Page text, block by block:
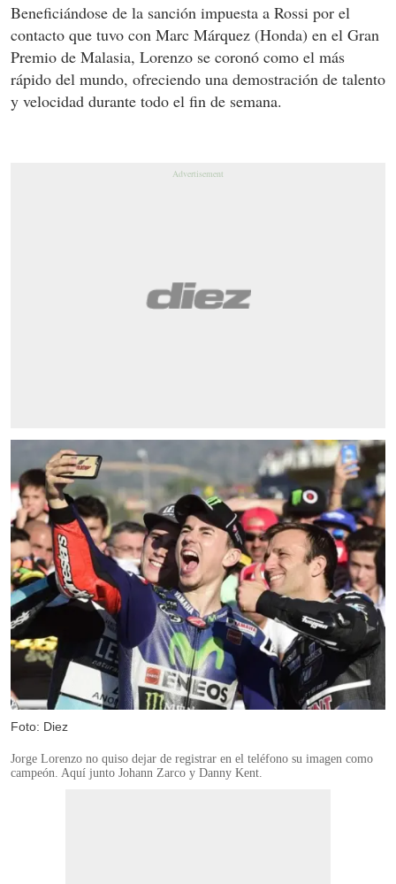
Beneficiándose de la sanción impuesta a Rossi por el
contacto que tuvo con Marc Márquez (Honda) en el Gran
Premio de Malasia, Lorenzo se coronó como el más
rápido del mundo, ofreciendo una demostración de talento
y velocidad durante todo el fin de semana.
Foto: Diez
Jorge Lorenzo no quiso dejar de registrar en el teléfono su imagen como
campeón. Aquí junto Johann Zarco y Danny Kent.